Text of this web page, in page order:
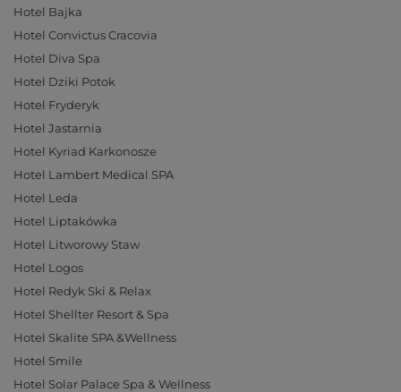
Hotel Bajka
Hotel Convictus Cracovia
Hotel Diva Spa
Hotel Dziki Potok
Hotel Fryderyk
Hotel Jastarnia
Hotel Kyriad Karkonosze
Hotel Lambert Medical SPA
Hotel Leda
Hotel Liptakówka
Hotel Litworowy Staw
Hotel Logos
Hotel Redyk Ski & Relax
Hotel Shellter Resort & Spa
Hotel Skalite SPA &Wellness
Hotel Smile
Hotel Solar Palace Spa & Wellness